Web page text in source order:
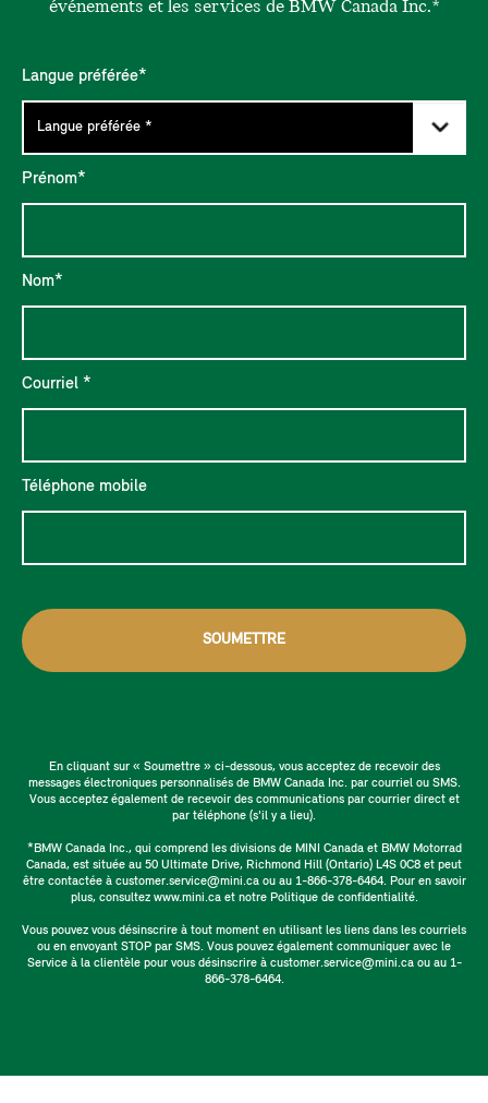
événements et les services de BMW Canada Inc.*
Langue préférée*
Prénom*
Nom*
Courriel *
Téléphone mobile
SOUMETTRE
En cliquant sur « Soumettre » ci-dessous, vous acceptez de recevoir des
messages électroniques personnalisés de BMW Canada Inc. par courriel ou SMS.
Vous acceptez également de recevoir des communications par courrier direct et
par téléphone (s'il y a lieu).
*BMW Canada Inc., qui comprend les divisions de MINI Canada et BMW Motorrad
Canada, est située au 50 Ultimate Drive, Richmond Hill (Ontario) L4S 0C8 et peut
être contactée à customer.service@mini.ca ou au 1-866-378-6464. Pour en savoir
plus, consultez www.mini.ca et notre Politique de confidentialité.
Vous pouvez vous désinscrire à tout moment en utilisant les liens dans les courriels
ou en envoyant STOP par SMS. Vous pouvez également communiquer avec le
Service à la clientèle pour vous désinscrire à customer.service@mini.ca ou au 1-
866-378-6464.